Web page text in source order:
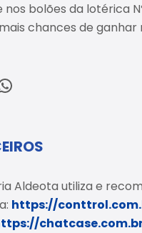
bolões da lotérica
chances de ganhar
de Atendimento
Aldeota utiliza e
https://